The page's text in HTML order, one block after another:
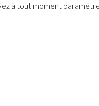
à tout moment